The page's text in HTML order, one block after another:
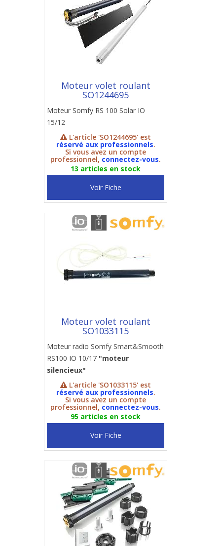
Moteur volet roulant
SO1244695
Moteur Somfy RS 100 Solar IO
15/12
L'article 'SO1244695' est
réservé aux professionnels.
Si vous avez un compte
professionnel, connectez-vous.
13 articles en stock
Voir Fiche
Moteur volet roulant
SO1033115
Moteur radio Somfy Smart&Smooth
RS100 IO 10/17 "moteur
silencieux"
L'article 'SO1033115' est
réservé aux professionnels.
Si vous avez un compte
professionnel, connectez-vous.
95 articles en stock
Voir Fiche